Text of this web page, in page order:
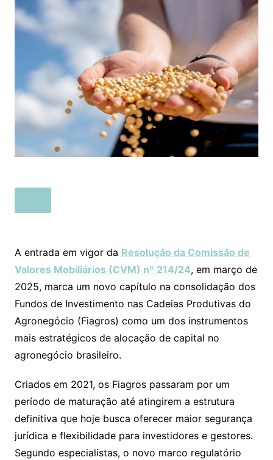
A entrada em vigor da Resolução da Comissão de
Valores Mobiliários (CVM) nº 214/24, em março de
2025, marca um novo capítulo na consolidação dos
Fundos de Investimento nas Cadeias Produtivas do
Agronegócio (Fiagros) como um dos instrumentos
mais estratégicos de alocação de capital no
agronegócio brasileiro.
Criados em 2021, os Fiagros passaram por um
período de maturação até atingirem a estrutura
definitiva que hoje busca oferecer maior segurança
jurídica e flexibilidade para investidores e gestores.
Segundo especialistas, o novo marco regulatório